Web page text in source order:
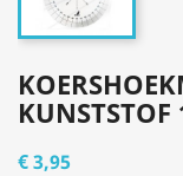
€ 3,95